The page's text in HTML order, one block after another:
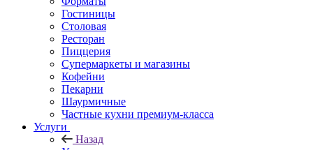
Гостиницы
Столовая
Ресторан
Пиццерия
Супермаркеты и магазины
Кофейни
Пекарни
Шаурмичные
Частные кухни премиум-класса
Услуги
Назад